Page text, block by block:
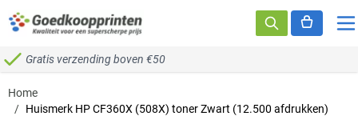
Ga naar de inhoud
Gratis verzending boven €50
Home
/ Huismerk HP CF360X (508X) toner Zwart (12.500 afdrukken)